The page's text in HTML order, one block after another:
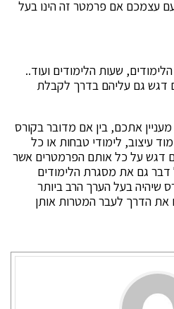
עצמכם אם פרמטר זה הינו בעל
שעות הלימודים ועוד..
דגש גם עליהם בדרך לקבלת
אתכם, בין אם מדובר בקורס
עיצוב, לימודי טבחות או כל
דגש על כל אותם הפרמטרים אשר
דבר גם את מסגרת הלימודים
שיהיה בעל הערך הרב ביותר
את הדרך לעבר המטרות אותן